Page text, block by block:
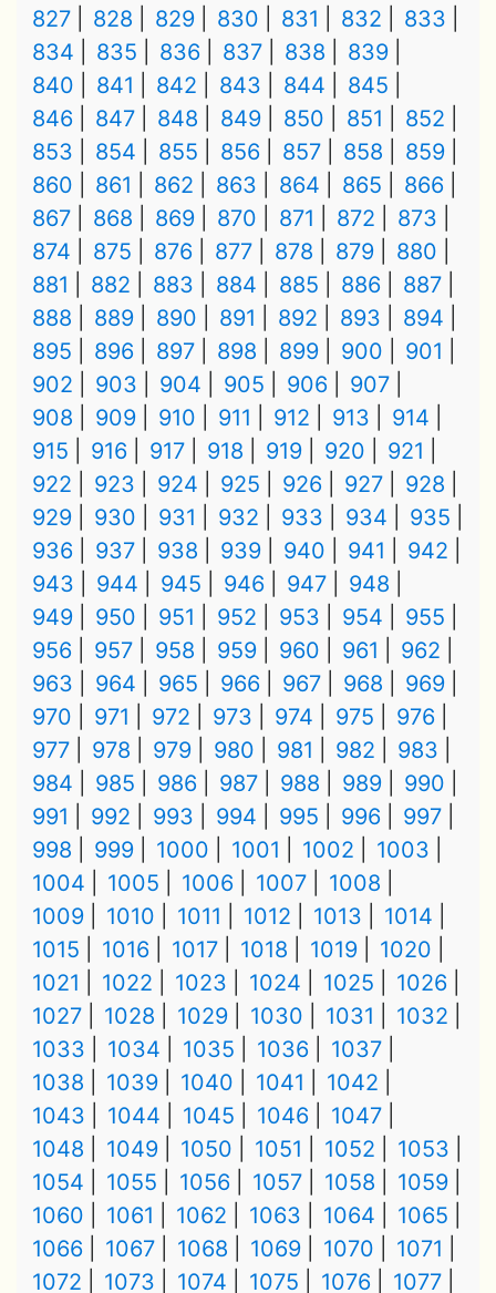
827
828 829 830 831 832
833
834
835 836 837 838
839
840
841 842 843 844
845
846
847 848 849 850 851
852
853
854 855 856 857 858
859
860
861 862 863 864 865
866
867
868 869 870 871 872
873
874
875 876 877 878 879
880
881
882 883 884 885 886
887
888
889 890 891 892 893
894
895
896 897 898 899 900
901
902
903 904 905 906
907
908
909 910 911 912 913
914
915
916 917 918 919 920
921
922
923 924 925 926 927
928
929
930 931 932 933 934
935
936
937 938 939 940 941
942
943
944 945 946 947
948
949
950 951 952 953 954
955
956
957 958 959 960 961
962
963
964 965 966 967 968
969
970
971 972 973 974 975
976
977
978 979 980 981 982
983
984
985 986 987 988 989
990
991
992 993 994 995 996
997
998
999 1000 1001 1002
1003
1004
1005 1006 1007
1008
1009
1010 1011 1012 1013
1014
1015
1016 1017 1018 1019
1020
1021
1022 1023 1024 1025
1026
1027
1028 1029 1030 1031
1032
1033
1034 1035 1036
1037
1038
1039 1040 1041
1042
1043
1044 1045 1046
1047
1048
1049 1050 1051 1052
1053
1054
1055 1056 1057 1058
1059
1060
1061 1062 1063 1064
1065
1066
1067 1068 1069 1070
1071
1072
1073 1074 1075 1076 1077